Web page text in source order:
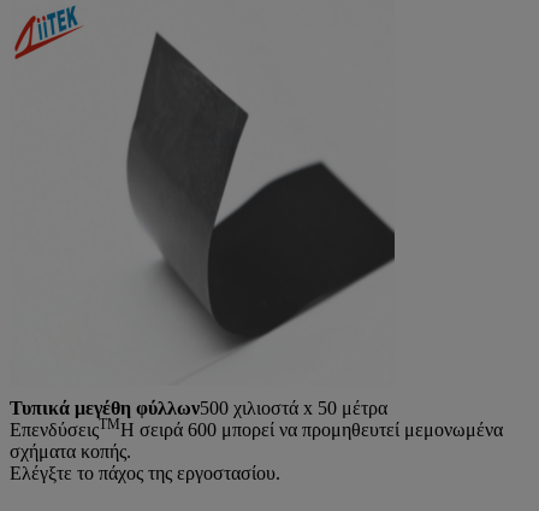
Τυπικά μεγέθη φύλλων500 χιλιοστά x 50 μέτρα
ΕπενδύσειςΤΜΗ σειρά 600 μπορεί να προμηθευτεί μεμονωμένα
σχήματα κοπής.
Ελέγξτε το πάχος της εργοστασίου.